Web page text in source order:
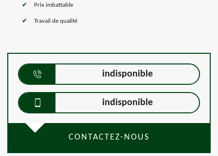
Prix imbattable
Travail de qualité
indisponible
indisponible
CONTACTEZ-NOUS